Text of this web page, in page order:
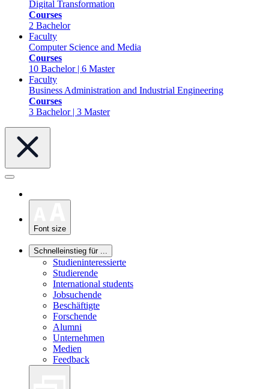
Digital Transformation
Courses
2 Bachelor
Faculty
Computer Science and Media
Courses
10 Bachelor | 6 Master
Faculty
Business Administration and Industrial Engineering
Courses
3 Bachelor | 3 Master
Font size
Schnelleinstieg für ...
Studieninteressierte
Studierende
International students
Jobsuchende
Beschäftigte
Forschende
Alumni
Unternehmen
Medien
Feedback